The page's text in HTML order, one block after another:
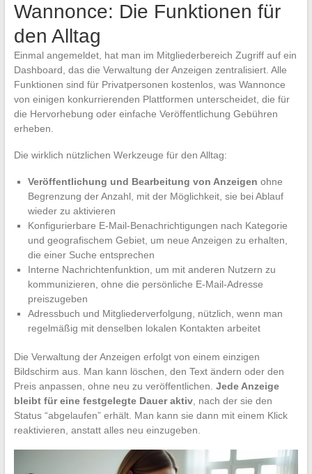
Wannonce: Die Funktionen für
den Alltag
Einmal angemeldet, hat man im Mitgliederbereich Zugriff auf ein
Dashboard, das die Verwaltung der Anzeigen zentralisiert. Alle
Funktionen sind für Privatpersonen kostenlos, was Wannonce
von einigen konkurrierenden Plattformen unterscheidet, die für
die Hervorhebung oder einfache Veröffentlichung Gebühren
erheben.
Die wirklich nützlichen Werkzeuge für den Alltag:
Veröffentlichung und Bearbeitung von Anzeigen ohne
Begrenzung der Anzahl, mit der Möglichkeit, sie bei Ablauf
wieder zu aktivieren
Konfigurierbare E-Mail-Benachrichtigungen nach Kategorie
und geografischem Gebiet, um neue Anzeigen zu erhalten,
die einer Suche entsprechen
Interne Nachrichtenfunktion, um mit anderen Nutzern zu
kommunizieren, ohne die persönliche E-Mail-Adresse
preiszugeben
Adressbuch und Mitgliederverfolgung, nützlich, wenn man
regelmäßig mit denselben lokalen Kontakten arbeitet
Die Verwaltung der Anzeigen erfolgt von einem einzigen
Bildschirm aus. Man kann löschen, den Text ändern oder den
Preis anpassen, ohne neu zu veröffentlichen. Jede Anzeige
bleibt für eine festgelegte Dauer aktiv, nach der sie den
Status “abgelaufen” erhält. Man kann sie dann mit einem Klick
reaktivieren, anstatt alles neu einzugeben.